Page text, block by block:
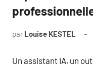
par Louise KESTEL
Un assistant IA, un